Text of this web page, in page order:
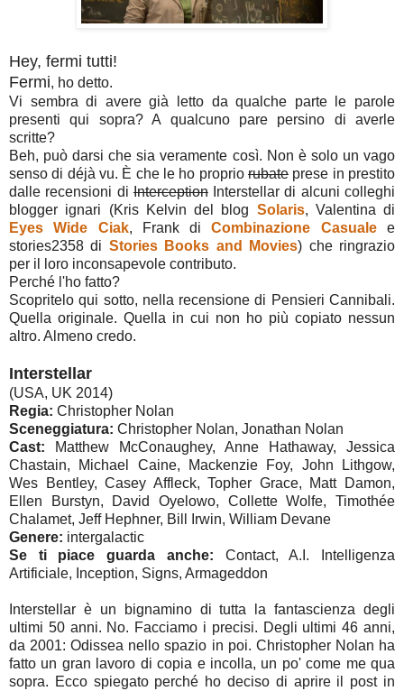
Hey, fermi tutti!
Fermi, ho detto.
Vi sembra di avere già letto da qualche parte le parole
presenti qui sopra? A qualcuno pare persino di averle
scritte?
Beh, può darsi che sia veramente così. Non è solo un vago
senso di déjà vu. È che le ho proprio rubate prese in prestito
dalle recensioni diInterceptionInterstellar di alcuni colleghi
blogger ignari (Kris Kelvin del blog Solaris, Valentina di
Eyes Wide Ciak, Frank diCombinazione Casualee
stories2358 di Stories Books and Movies) che ringrazio
per il loro inconsapevole contributo.
Perché l'ho fatto?
Scopritelo qui sotto, nella recensione di Pensieri Cannibali.
Quella originale. Quella in cui non ho più copiato nessun
altro. Almeno credo.
Interstellar
(USA, UK 2014)
Regia: Christopher Nolan
Sceneggiatura: Christopher Nolan, Jonathan Nolan
Cast: Matthew McConaughey, Anne Hathaway, Jessica
Chastain, Michael Caine, Mackenzie Foy, John Lithgow,
Wes Bentley, Casey Affleck, Topher Grace, Matt Damon,
Ellen Burstyn, David Oyelowo, Collette Wolfe, Timothée
Chalamet, Jeff Hephner, Bill Irwin, William Devane
Genere: intergalactic
Se ti piace guarda anche: Contact, A.I. Intelligenza
Artificiale, Inception, Signs, Armageddon
Interstellar è un bignamino di tutta la fantascienza degli
ultimi 50 anni. No. Facciamo i precisi. Degli ultimi 46 anni,
da 2001: Odissea nello spazio in poi. Christopher Nolan ha
fatto un gran lavoro di copia e incolla, un po' come me qua
sopra. Ecco spiegato perché ho deciso di aprire il post in